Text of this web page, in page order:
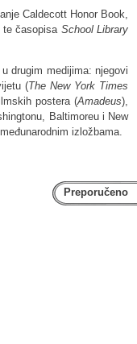
Caldecott Honor Book,
te časopisa School Library
drugim medijima: njegovi
(The New York Times
postera (Amadeus),
Baltimoreu i New
izložbama.
Preporučeno